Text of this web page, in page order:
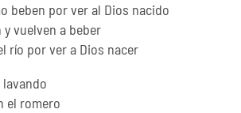
beben por ver al Dios nacido
y vuelven a beber
río por ver a Dios nacer
el romero